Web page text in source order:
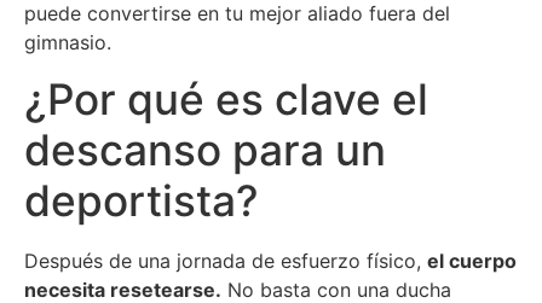
puede convertirse en tu mejor aliado fuera del
gimnasio.
¿Por qué es clave el
descanso para un
deportista?
Después de una jornada de esfuerzo físico, el cuerpo
necesita resetearse. No basta con una ducha